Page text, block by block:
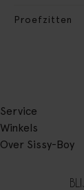
Proefzitten
Service
Winkels
Over Sissy-Boy